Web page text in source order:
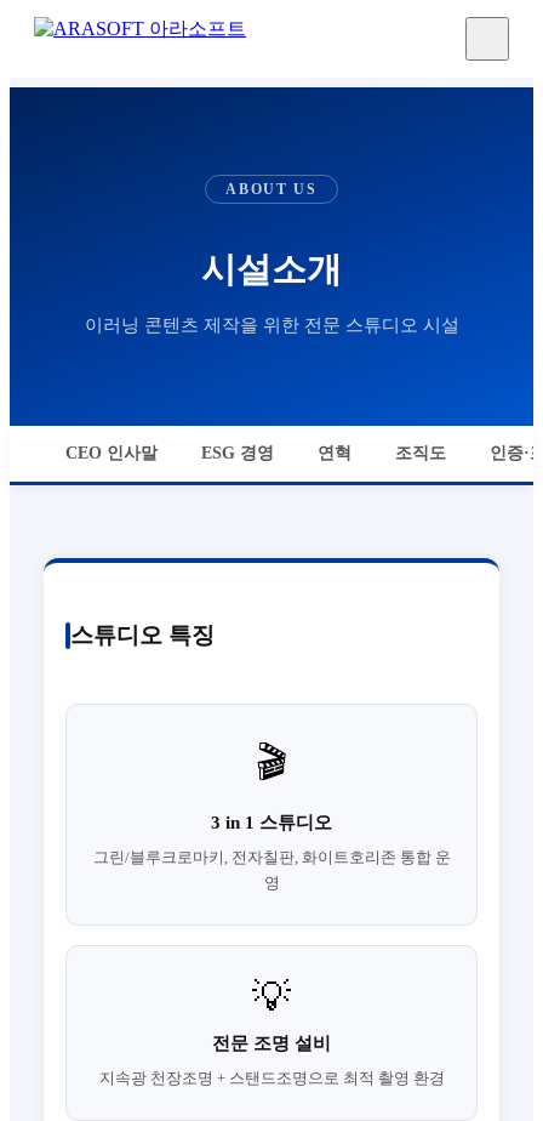
ABOUT US
시설소개
이러닝 콘텐츠 제작을 위한 전문 스튜디오 시설
CEO 인사말 ESG 경영 연혁 조직도 인증·
스튜디오 특징
🎬
3 in 1 스튜디오
그린/블루크로마키, 전자칠판, 화이트호리존 통합 운
영
💡
전문 조명 설비
지속광 천장조명 + 스탠드조명으로 최적 촬영 환경